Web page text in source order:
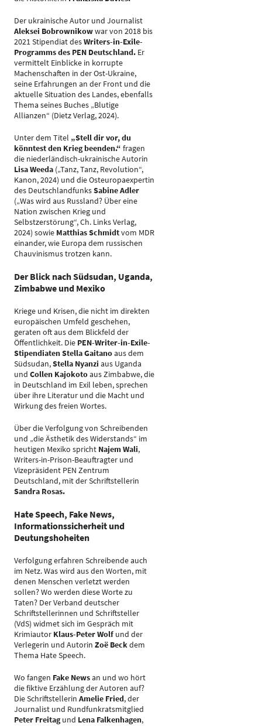
Der ukrainische Autor und Journalist
Aleksei Bobrownikowwar von 2018 bis
2021 Stipendiat desWriters-in-Exile-
Programms des PEN Deutschland. Er
vermittelt Einblicke in korrupte
Machenschaften in der Ost-Ukraine,
seine Erfahrungen an der Front und die
aktuelle Situation des Landes, ebenfalls
Thema seines Buches „Blutige
Allianzen“ (Dietz Verlag, 2024).
Unter dem Titel „Stell dir vor, du
könntest den Krieg beenden.“ fragen
die niederländisch-ukrainische Autorin
Lisa Weeda („Tanz, Tanz, Revolution“,
Kanon, 2024) und die Osteuropaexpertin
des DeutschlandfunksSabine Adler
(„Was wird aus Russland? Über eine
Nation zwischen Krieg und
Selbstzerstörung“, Ch. Links Verlag,
2024) sowie Matthias Schmidtvom MDR
einander, wie Europa dem russischen
Chauvinismus trotzen kann.
Der Blick nach Südsudan, Uganda,
Zimbabwe und Mexiko
Kriege und Krisen, die nicht im direkten
europäischen Umfeld geschehen,
geraten oft aus dem Blickfeld der
Öffentlichkeit. Die PEN-Writer-in-Exile-
StipendiatenStella Gaitanoaus dem
Südsudan,Stella Nyanzi aus Uganda
und Collen Kajokotoaus Zimbabwe, die
in Deutschland im Exil leben, sprechen
über ihre Literatur und die Macht und
Wirkung des freien Wortes.
Über die Verfolgung von Schreibenden
und „die Ästhetik des Widerstands“ im
heutigen Mexiko spricht Najem Wali,
Writers-in-Prison-Beauftragter und
Vizepräsident PEN Zentrum
Deutschland, mit der Schriftstellerin
Sandra Rosas.
Hate Speech, Fake News,
Informationssicherheit und
Deutungshoheiten
Verfolgung erfahren Schreibende auch
im Netz. Was wird aus den Worten, mit
denen Menschen verletzt werden
sollen? Wo werden diese Worte zu
Taten? Der Verband deutscher
Schriftstellerinnen und Schriftsteller
(VdS) widmet sich im Gespräch mit
Krimiautor Klaus-Peter Wolf und der
Verlegerin und Autorin Zoë Beckdem
Thema Hate Speech.
Wo fangen Fake Newsan und wo hört
die fiktive Erzählung der Autoren auf?
Die Schriftstellerin Amelie Fried, der
Journalist und Rundfunkratsmitglied
Peter Freitagund Lena Falkenhagen,